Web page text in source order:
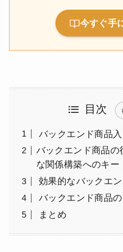
今すぐ手
目次
バックエンド商品
バックエンド商品の
な関係構築へのキー
効果的なバックエ
バックエンド商品
まとめ